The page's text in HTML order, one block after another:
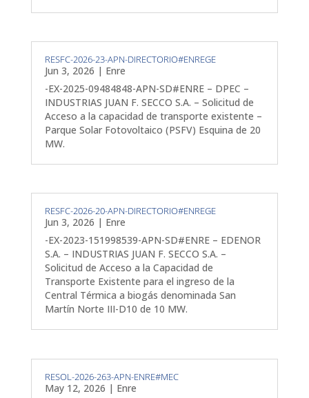
RESFC-2026-23-APN-DIRECTORIO#ENREGE
Jun 3, 2026 | Enre
-EX-2025-09484848-APN-SD#ENRE – DPEC –
INDUSTRIAS JUAN F. SECCO S.A. – Solicitud de
Acceso a la capacidad de transporte existente –
Parque Solar Fotovoltaico (PSFV) Esquina de 20
MW.
RESFC-2026-20-APN-DIRECTORIO#ENREGE
Jun 3, 2026 | Enre
-EX-2023-151998539-APN-SD#ENRE – EDENOR
S.A. – INDUSTRIAS JUAN F. SECCO S.A. –
Solicitud de Acceso a la Capacidad de
Transporte Existente para el ingreso de la
Central Térmica a biogás denominada San
Martín Norte III-D10 de 10 MW.
RESOL-2026-263-APN-ENRE#MEC
May 12, 2026 | Enre